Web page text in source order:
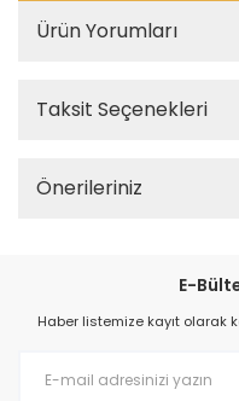
Ürün Yorumları
Taksit Seçenekleri
Önerileriniz
E-
Haber listemize kayıt